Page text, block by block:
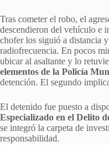
Tras cometer el robo, el
descendieron del vehículo e
chofer los siguió a distancia
radiofrecuencia. En pocos
ubicar al asaltante y lo
elementos de la Policía
detención. El segundo
El detenido fue puesto a
Especializado en el Delito
se integró la carpeta de
responsabilidad.